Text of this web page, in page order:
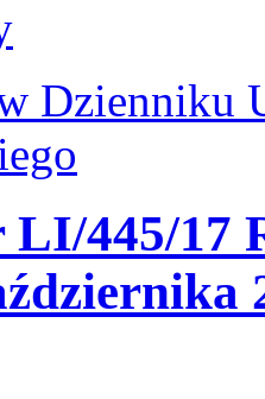
Dzienniku
LI/445/17